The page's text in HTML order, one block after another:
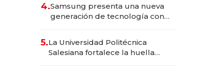
4.Samsung presenta una nueva
generación de tecnología con
5.La Universidad Politécnica
Salesiana fortalece la huella